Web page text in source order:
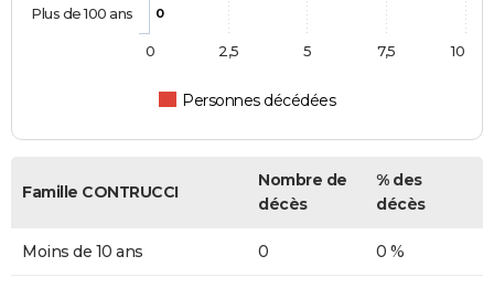
0
Personnes décédées
Plus de 100 ans
0 10
2,5 5 7,5
Famille CONTRUCCI
Nombre de
décès
% des
décès
Moins de 10 ans 0 0 %